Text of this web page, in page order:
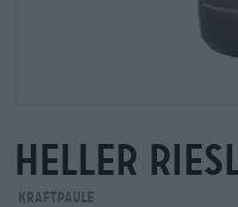
heller
Kraftpaule